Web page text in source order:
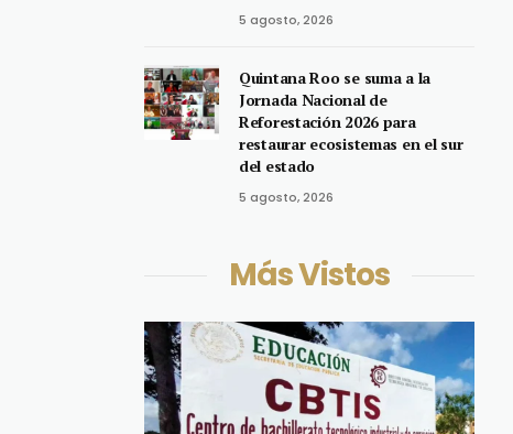
5 agosto, 2026
Quintana Roo se suma a la
Jornada Nacional de
Reforestación 2026 para
restaurar ecosistemas en el sur
del estado
5 agosto, 2026
Más Vistos